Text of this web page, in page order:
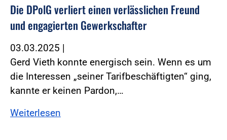
Die DPolG verliert einen verlässlichen Freund
und engagierten Gewerkschafter
03.03.2025 |
Gerd Vieth konnte energisch sein. Wenn es um
die Interessen „seiner Tarifbeschäftigten“ ging,
kannte er keinen Pardon,…
Weiterlesen